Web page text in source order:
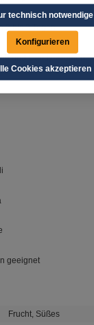
2 bis 3 Tagen
und Candy-Aromen
geeignet
Frucht, Süßes
technisch notwendige
Konfigurieren
Cookies akzeptieren